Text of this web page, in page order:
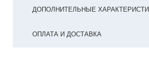
ДОПОЛНИТЕЛЬНЫЕ
ОПЛАТА И ДОСТАВКА